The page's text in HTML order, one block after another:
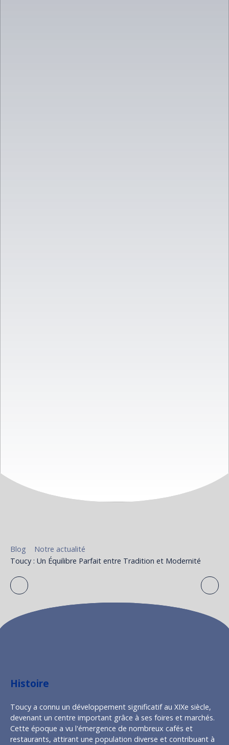
Blog
Notre actualité
Toucy : Un Équilibre Parfait entre Tradition et Modernité
Histoire
Toucy a connu un développement significatif au XIXe siècle,
devenant un centre important grâce à ses foires et marchés.
Cette époque a vu l'émergence de nombreux cafés et
restaurants, attirant une population diverse et contribuant à